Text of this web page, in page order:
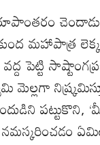
మహాపాత్ర
పెట్టి
మెల్లగా
పట్టుకొని,